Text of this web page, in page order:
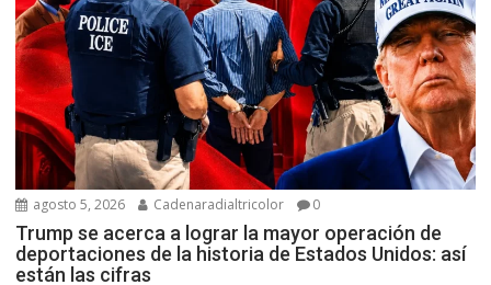
agosto 5, 2026 Cadenaradialtricolor 0
Trump se acerca a lograr la mayor operación de
deportaciones de la historia de Estados Unidos: así
están las cifras